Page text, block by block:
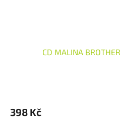
CD MALINA
398 Kč